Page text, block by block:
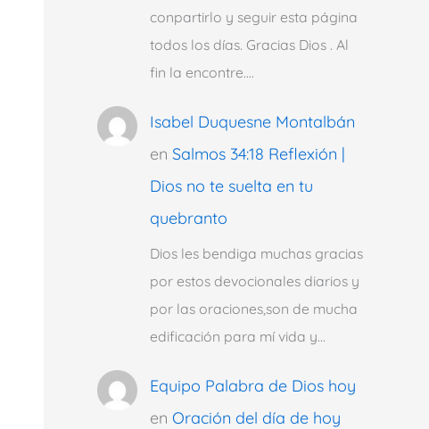
conpartirlo y seguir esta página
todos los días. Gracias Dios . Al
fin la encontre.…
Isabel Duquesne Montalbán
en Salmos 34:18 Reflexión |
Dios no te suelta en tu
quebranto
Dios les bendiga muchas gracias
por estos devocionales diarios y
por las oraciones,son de mucha
edificación para mí vida y…
Equipo Palabra de Dios hoy
en Oración del día de hoy